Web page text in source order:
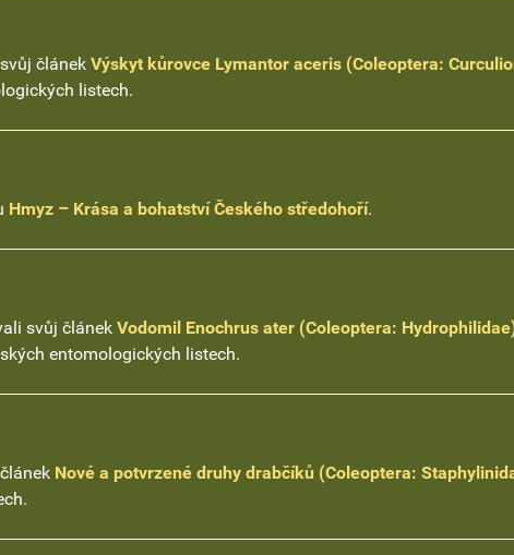
článek Výskyt kůrovce Lymantor aceris (Coleoptera:
listech.
Hmyz – Krása a bohatství Českého středohoří.
svůj článek Vodomil Enochrus ater (Coleoptera:
entomologických listech.
Nové a potvrzené druhy drabčíků (Coleoptera: